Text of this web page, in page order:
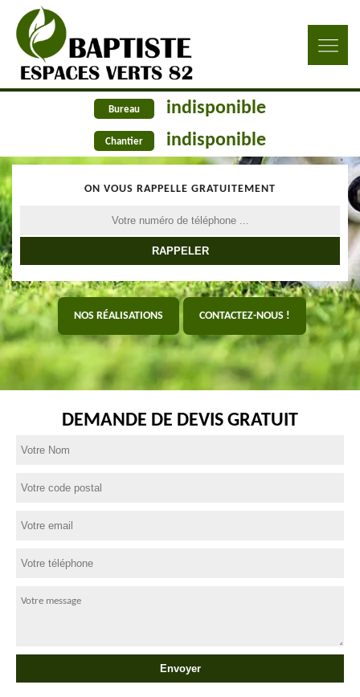
Bureau indisponible
Chantier indisponible
ON VOUS RAPPELLE GRATUITEMENT
NOS RÉALISATIONS CONTACTEZ-NOUS !
DEMANDE DE DEVIS GRATUIT